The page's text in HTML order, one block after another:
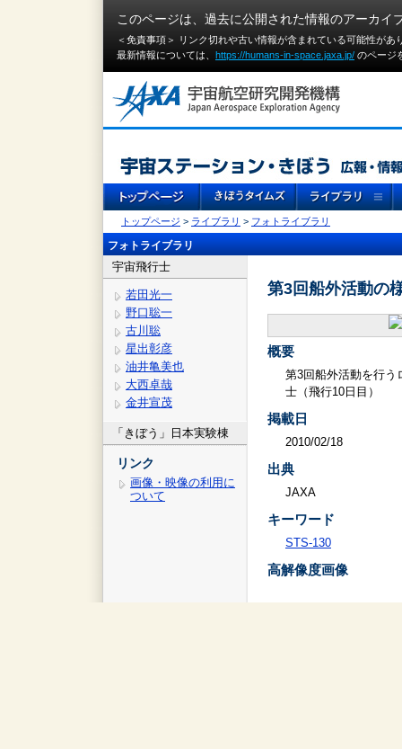
このページは、過去に公開された情報のアーカイ
＜免責事項＞ リンク切れや古い情報が含まれている可能性が
最新情報については、 https://humans-in-space.jaxa.jp/ のページ
トップページ > ライブラリ > フォトライブラリ
フォトライブラリ
宇宙飛行士
若田光一
野口聡一
古川聡
星出彰彦
油井亀美也
大西卓哉
金井宣茂
「きぼう」日本実験棟
リンク
画像・映像の利用に
ついて
第3回船外活動の
概要
第3回船外活動を行う
士（飛行10日目）
掲載日
2010/02/18
出典
JAXA
キーワード
STS-130
高解像度画像